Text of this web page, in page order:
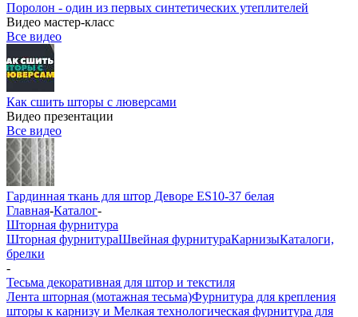
Поролон - один из первых синтетических утеплителей
Видео мастер-класс
Все видео
Как сшить шторы с люверсами
Видео презентации
Все видео
Гардинная ткань для штор Деворе ES10-37 белая
Главная-Каталог-
Шторная фурнитура
Шторная фурнитураШвейная фурнитураКарнизыКаталоги,
брелки
-
Тесьма декоративная для штор и текстиля
Лента шторная (мотажная тесьма)Фурнитура для крепления
шторы к карнизу и Мелкая технологическая фурнитура для